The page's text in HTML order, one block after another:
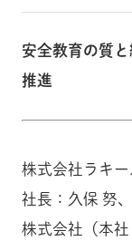
安全教育の質
推進
株式会社ラキ
社長：久保 努
株式会社（本